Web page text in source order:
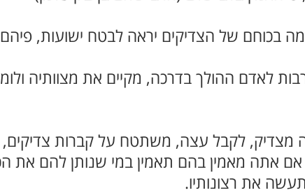
בכוחם של הצדיקים יראה לבטח ישועות,
לאדם ההולך בדרכה, מקיים את מצוותיה
מצדיק, לקבל עצה, משתטח על קברות
אתה מאמין בהם תאמין במי שנותן להם את
את רצונותיו.